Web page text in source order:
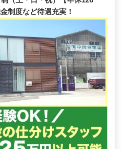
制度など待遇充実！